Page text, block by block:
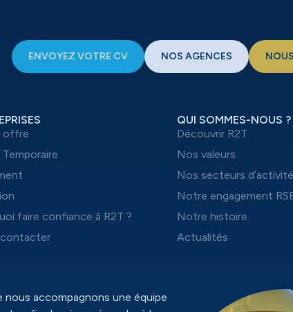
ENVOYEZ VOTRE CV NOS AGENCES
offre
Temporaire
faire confiance à R2T ?
QUI SOMMES-NOUS ?
Découvrir R2T
Nos valeurs
Nos secteurs d’activité
Notre engagement
Notre histoire
Actualités
accompagnons une équipe